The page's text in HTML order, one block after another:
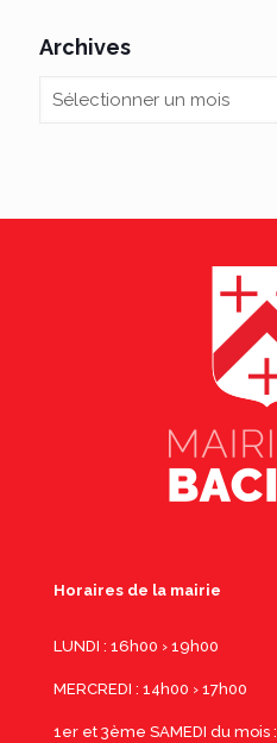
Archives
Archives
Horaires de la mairie
LUNDI : 16h00 › 19h00
MERCREDI : 14h00 › 17h00
1er et 3ème SAMEDI du mois :